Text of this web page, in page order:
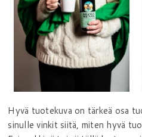
Hyvä tuotekuva on tärkeä osa
sinulle vinkit siitä, miten hyvä